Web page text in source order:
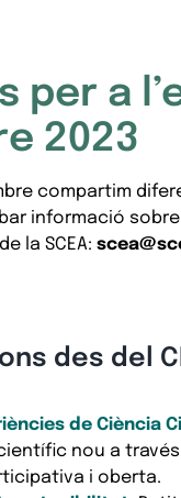
per a
2023
compartim
informació
la SCEA:
des del
de Ciència
nou a
i oberta.